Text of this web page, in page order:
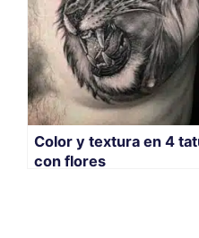
Color y textura en 4
con flores